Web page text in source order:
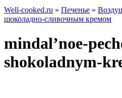
Well-cooked.ru » Печенье »
шоколадно-сливочным кремом
mindal’noe-
shokoladnym-